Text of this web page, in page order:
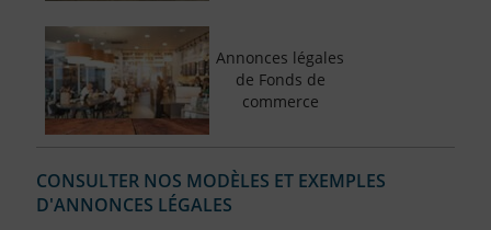
Annonces légales
de Fonds de
commerce
CONSULTER NOS MODÈLES ET EXEMPLES
D'ANNONCES LÉGALES